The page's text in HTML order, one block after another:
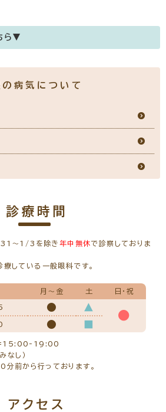
ら▼
のご紹介
部卒
部 眼科学教室入局
市民病院 勤務
病院 勤務
口眼科医院 勤務
眼科医院 院長 就任
す。
子体専門治療予約をする
の病気について
診療時間
31～1/3を除き 年中無休で診察しておりま
している一般眼科です。
月～金 土 日・祝
● ▲
●
●
19:00
し）
前から行っております。
アクセス